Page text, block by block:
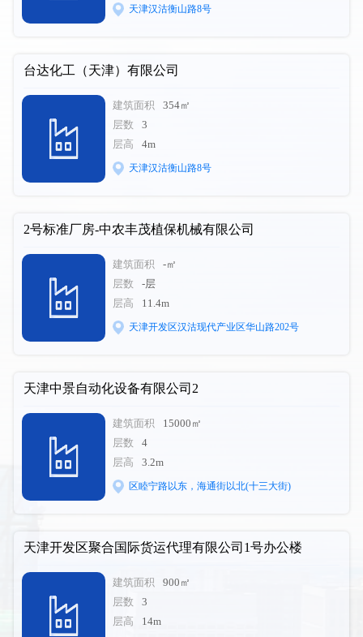
天津汉沽衡山路8号
台达化工（天津）有限公司
建筑面积
354㎡
层数
3
层高
4m
天津汉沽衡山路8号
2号标准厂房-中农丰茂植保机械有限公司
建筑面积
-㎡
层数
-层
层高
11.4m
天津开发区汉沽现代产业区华山路202号
天津中景自动化设备有限公司2
建筑面积
15000㎡
层数
4
层高
3.2m
区睦宁路以东，海通街以北(十三大街)
天津开发区聚合国际货运代理有限公司1号办公楼
建筑面积
900㎡
层数
3
层高
14m